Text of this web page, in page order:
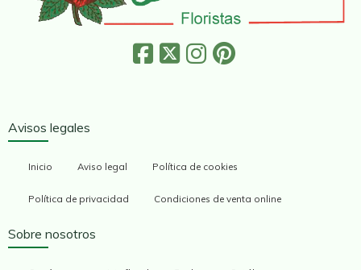
Avisos legales
Inicio Aviso legal Política de cookies
Política de privacidad Condiciones de venta online
Sobre nosotros